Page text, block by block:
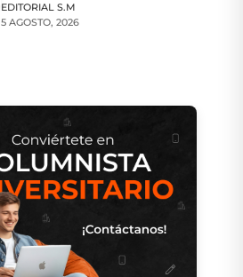
EDITORIAL S.M
5 AGOSTO, 2026